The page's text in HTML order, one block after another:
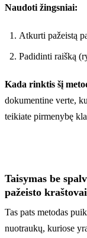
Naudoti žingsniai:
Atkurti pažeistą
Padidinti raišką
Kada rinktis šį
dokumentine verte,
teikiate pirmenybę
Taisymas be
pažeisto
Tas pats metodas
nuotraukų, kuriose